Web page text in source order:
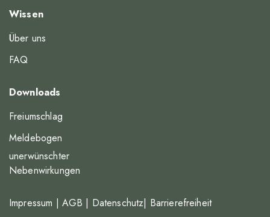
Wissen
Über uns
FAQ
Downloads
Freiumschlag
Meldebogen
unerwünschter
Nebenwirkungen
Impressum | AGB | Datenschutz| Barrierefreiheit